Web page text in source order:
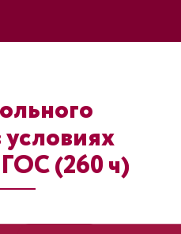
условиях
(260 ч)